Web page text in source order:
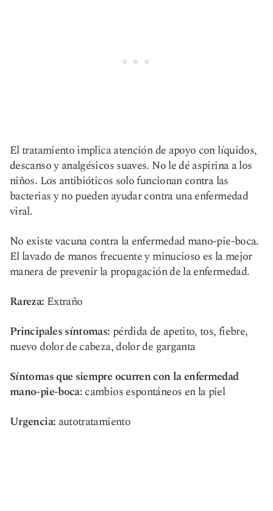
El tratamiento implica atención de apoyo con líquidos,
descanso y analgésicos suaves. No le dé aspirina a los
niños. Los antibióticos solo funcionan contra las
bacterias y no pueden ayudar contra una enfermedad
viral.
No existe vacuna contra la enfermedad mano-pie-boca.
El lavado de manos frecuente y minucioso es la mejor
manera de prevenir la propagación de la enfermedad.
Rareza: Extraño
Principales síntomas: pérdida de apetito, tos, fiebre,
nuevo dolor de cabeza, dolor de garganta
Síntomas que siempre ocurren con la enfermedad
mano-pie-boca:cambios espontáneos en la piel
Urgencia: autotratamiento